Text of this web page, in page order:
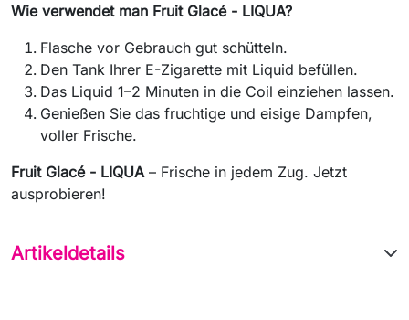
Wie verwendet man Fruit Glacé - LIQUA?
Flasche vor Gebrauch gut schütteln.
Den Tank Ihrer E-Zigarette mit Liquid befüllen.
Das Liquid 1–2 Minuten in die Coil einziehen lassen.
Genießen Sie das fruchtige und eisige Dampfen,
voller Frische.
Fruit Glacé - LIQUA – Frische in jedem Zug. Jetzt
ausprobieren!
Artikeldetails